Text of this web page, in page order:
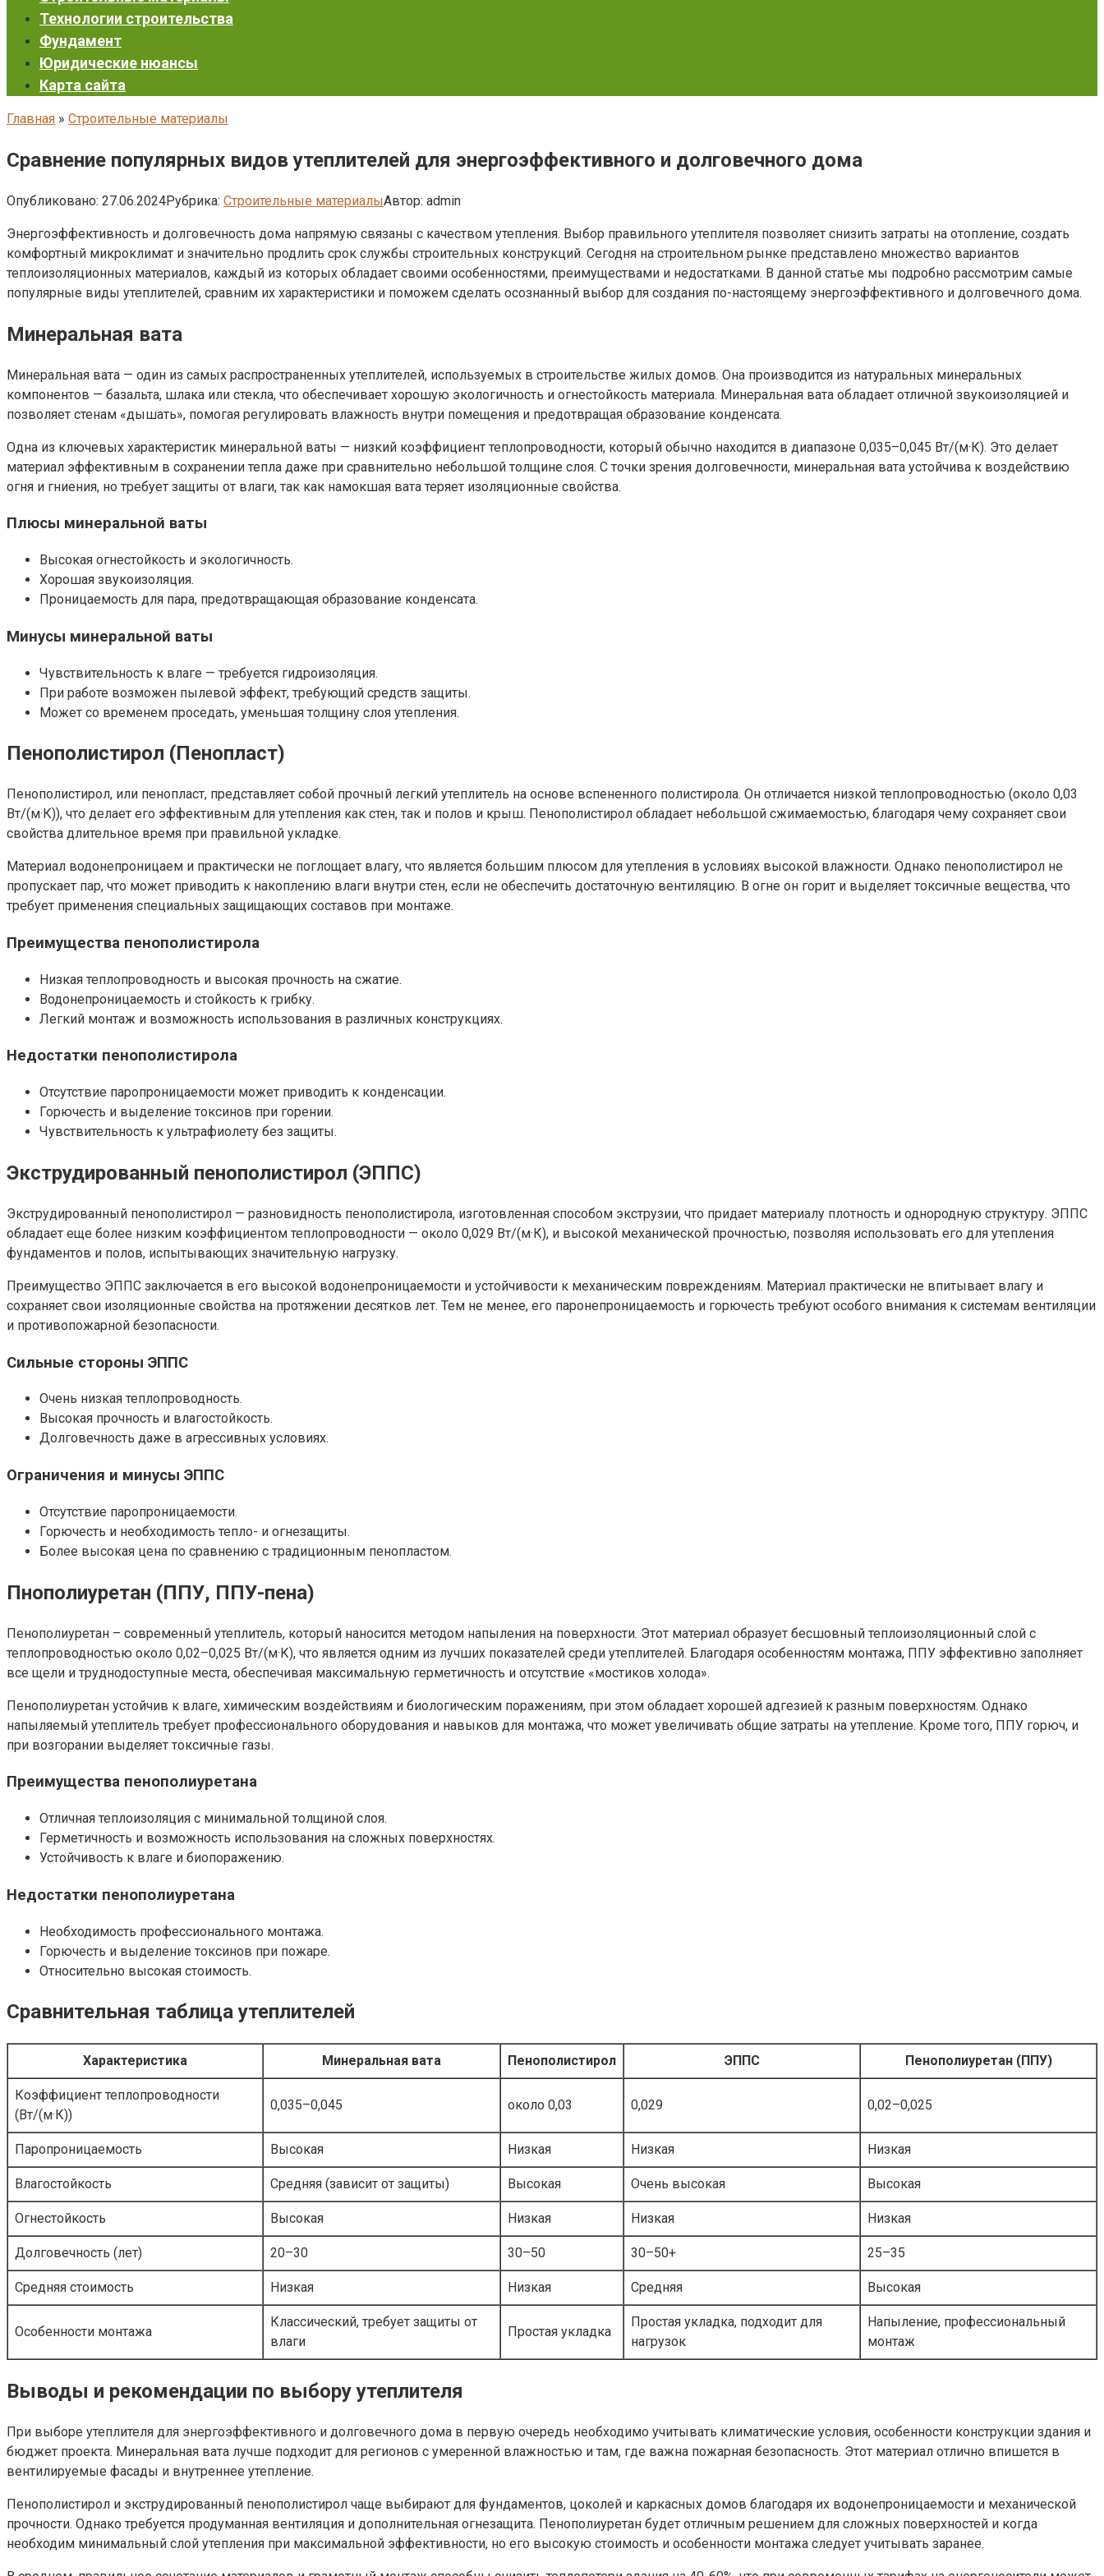
Технологии строительства
Фундамент
Юридические нюансы
Карта сайта
Главная » Строительные материалы
Сравнение популярных видов утеплителей для энергоэффективного и долговечного дома
Опубликовано: 27.06.2024Рубрика: Строительные материалыАвтор: admin
Энергоэффективность и долговечность дома напрямую связаны с качеством утепления. Выбор правильного утеплителя позволяет снизить затраты на отопление, создать
комфортный микроклимат и значительно продлить срок службы строительных конструкций. Сегодня на строительном рынке представлено множество вариантов
теплоизоляционных материалов, каждый из которых обладает своими особенностями, преимуществами и недостатками. В данной статье мы подробно рассмотрим самые
популярные виды утеплителей, сравним их характеристики и поможем сделать осознанный выбор для создания по-настоящему энергоэффективного и долговечного дома.
Минеральная вата
Минеральная вата — один из самых распространенных утеплителей, используемых в строительстве жилых домов. Она производится из натуральных минеральных
компонентов — базальта, шлака или стекла, что обеспечивает хорошую экологичность и огнестойкость материала. Минеральная вата обладает отличной звукоизоляцией и
позволяет стенам «дышать», помогая регулировать влажность внутри помещения и предотвращая образование конденсата.
Одна из ключевых характеристик минеральной ваты — низкий коэффициент теплопроводности, который обычно находится в диапазоне 0,035–0,045 Вт/(м·К). Это делает
материал эффективным в сохранении тепла даже при сравнительно небольшой толщине слоя. С точки зрения долговечности, минеральная вата устойчива к воздействию
огня и гниения, но требует защиты от влаги, так как намокшая вата теряет изоляционные свойства.
Плюсы минеральной ваты
Высокая огнестойкость и экологичность.
Хорошая звукоизоляция.
Проницаемость для пара, предотвращающая образование конденсата.
Минусы минеральной ваты
Чувствительность к влаге — требуется гидроизоляция.
При работе возможен пылевой эффект, требующий средств защиты.
Может со временем проседать, уменьшая толщину слоя утепления.
Пенополистирол (Пенопласт)
Пенополистирол, или пенопласт, представляет собой прочный легкий утеплитель на основе вспененного полистирола. Он отличается низкой теплопроводностью (около 0,03
Вт/(м·К)), что делает его эффективным для утепления как стен, так и полов и крыш. Пенополистирол обладает небольшой сжимаемостью, благодаря чему сохраняет свои
свойства длительное время при правильной укладке.
Материал водонепроницаем и практически не поглощает влагу, что является большим плюсом для утепления в условиях высокой влажности. Однако пенополистирол не
пропускает пар, что может приводить к накоплению влаги внутри стен, если не обеспечить достаточную вентиляцию. В огне он горит и выделяет токсичные вещества, что
требует применения специальных защищающих составов при монтаже.
Преимущества пенополистирола
Низкая теплопроводность и высокая прочность на сжатие.
Водонепроницаемость и стойкость к грибку.
Легкий монтаж и возможность использования в различных конструкциях.
Недостатки пенополистирола
Отсутствие паропроницаемости может приводить к конденсации.
Горючесть и выделение токсинов при горении.
Чувствительность к ультрафиолету без защиты.
Экструдированный пенополистирол (ЭППС)
Экструдированный пенополистирол — разновидность пенополистирола, изготовленная способом экструзии, что придает материалу плотность и однородную структуру. ЭППС
обладает еще более низким коэффициентом теплопроводности — около 0,029 Вт/(м·К), и высокой механической прочностью, позволяя использовать его для утепления
фундаментов и полов, испытывающих значительную нагрузку.
Преимущество ЭППС заключается в его высокой водонепроницаемости и устойчивости к механическим повреждениям. Материал практически не впитывает влагу и
сохраняет свои изоляционные свойства на протяжении десятков лет. Тем не менее, его паронепроницаемость и горючесть требуют особого внимания к системам вентиляции
и противопожарной безопасности.
Сильные стороны ЭППС
Очень низкая теплопроводность.
Высокая прочность и влагостойкость.
Долговечность даже в агрессивных условиях.
Ограничения и минусы ЭППС
Отсутствие паропроницаемости.
Горючесть и необходимость тепло- и огнезащиты.
Более высокая цена по сравнению с традиционным пенопластом.
Пнополиуретан (ППУ, ППУ-пена)
Пенополиуретан – современный утеплитель, который наносится методом напыления на поверхности. Этот материал образует бесшовный теплоизоляционный слой с
теплопроводностью около 0,02–0,025 Вт/(м·К), что является одним из лучших показателей среди утеплителей. Благодаря особенностям монтажа, ППУ эффективно заполняет
все щели и труднодоступные места, обеспечивая максимальную герметичность и отсутствие «мостиков холода».
Пенополиуретан устойчив к влаге, химическим воздействиям и биологическим поражениям, при этом обладает хорошей адгезией к разным поверхностям. Однако
напыляемый утеплитель требует профессионального оборудования и навыков для монтажа, что может увеличивать общие затраты на утепление. Кроме того, ППУ горюч, и
при возгорании выделяет токсичные газы.
Преимущества пенополиуретана
Отличная теплоизоляция с минимальной толщиной слоя.
Герметичность и возможность использования на сложных поверхностях.
Устойчивость к влаге и биопоражению.
Недостатки пенополиуретана
Необходимость профессионального монтажа.
Горючесть и выделение токсинов при пожаре.
Относительно высокая стоимость.
Сравнительная таблица утеплителей
Характеристика Минеральная вата Пенополистирол ЭППС Пенополиуретан (ППУ)
Коэффициент теплопроводности
(Вт/(м·К))
0,035–0,045 около 0,03 0,029 0,02–0,025
Паропроницаемость Высокая Низкая Низкая Низкая
Влагостойкость Средняя (зависит от защиты) Высокая Очень высокая Высокая
Огнестойкость Высокая Низкая Низкая Низкая
Долговечность (лет) 20–30 30–50 30–50+ 25–35
Средняя стоимость Низкая Низкая Средняя Высокая
Особенности монтажа
Классический, требует защиты от
влаги
Простая укладка
Простая укладка, подходит для
нагрузок
Напыление, профессиональный
монтаж
Выводы и рекомендации по выбору утеплителя
При выборе утеплителя для энергоэффективного и долговечного дома в первую очередь необходимо учитывать климатические условия, особенности конструкции здания и
бюджет проекта. Минеральная вата лучше подходит для регионов с умеренной влажностью и там, где важна пожарная безопасность. Этот материал отлично впишется в
вентилируемые фасады и внутреннее утепление.
Пенополистирол и экструдированный пенополистирол чаще выбирают для фундаментов, цоколей и каркасных домов благодаря их водонепроницаемости и механической
прочности. Однако требуется продуманная вентиляция и дополнительная огнезащита. Пенополиуретан будет отличным решением для сложных поверхностей и когда
необходим минимальный слой утепления при максимальной эффективности, но его высокую стоимость и особенности монтажа следует учитывать заранее.